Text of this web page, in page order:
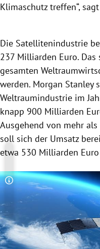
Klimaschutz treffen“,
Die Satellitenindustrie
237 Milliarden Euro.
gesamten
werden. Morgan Stanley
Weltraumindustrie im
knapp 900 Milliarden
Ausgehend von mehr
soll sich der Umsatz
etwa 530 Milliarden
Copyright-Hinweis